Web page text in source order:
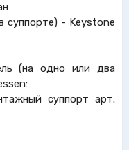
суппорте) - Keystone
(на одно или два
суппорт арт.